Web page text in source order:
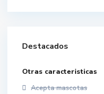
Destacados
Otras caracteristicas
Acepta mascotas